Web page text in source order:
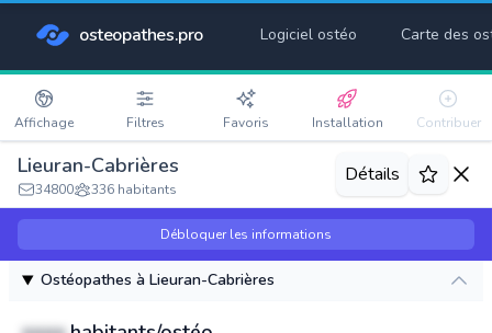
osteopathes.pro Logiciel ostéo Carte des
Affichage Filtres Favoris Installation Contribuer
Lieuran-Cabrières
34800 336 habitants
Détails
Débloquer les informations
Ostéopathes à Lieuran-Cabrières